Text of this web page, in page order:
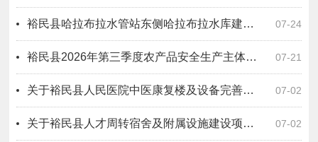
07-24
裕民县哈拉布拉水管站东侧哈拉布拉水库建设项目原指挥所办公房屋招租公告
07-21
裕民县2026年第三季度农产品安全生产主体风险分级动态管理公示
07-02
关于裕民县人民医院中医康复楼及设备完善提升购置项目一标段（设计－采购－施工）工程总承包无拖欠农民工工资情况公示
07-02
关于裕民县人才周转宿舍及附属设施建设项目 EPC(设计-采购-施工）总承包无拖欠农民工工资情况公示